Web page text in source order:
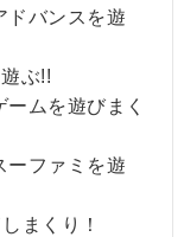
ドバンスを遊
ぶ!!
ムを遊びまく
ーファミを遊
まくり！